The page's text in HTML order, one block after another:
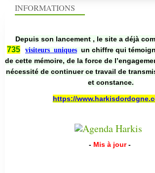
INFORMATIONS
Depuis son lancement , le site a déjà
735
visiteurs uniques un chiffre qui
de cette mémoire, de la force de
nécessité de continuer ce travail de
et constance.
https://
- Mis à jour -